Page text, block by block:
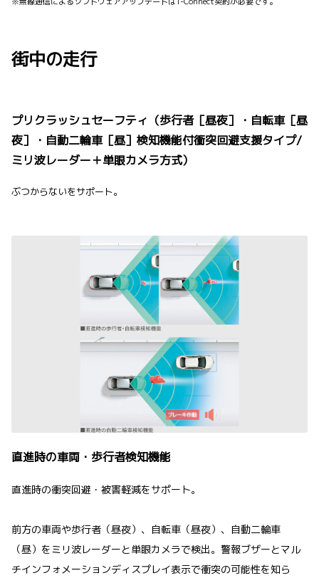
街中の走行
プリクラッシュセーフティ（歩行者［昼夜］・自転車［昼
夜］・自動二輪車［昼］検知機能付衝突回避支援タイプ/
ミリ波レーダー＋単眼カメラ方式）
ぶつからないをサポート。
直進時の車両・歩行者検知機能
直進時の衝突回避・被害軽減をサポート。
前方の車両や歩行者（昼夜）、自転車（昼夜）、自動二輪車
（昼）をミリ波レーダーと単眼カメラで検出。警報ブザーとマル
チインフォメーションディスプレイ表示で衝突の可能性を知ら